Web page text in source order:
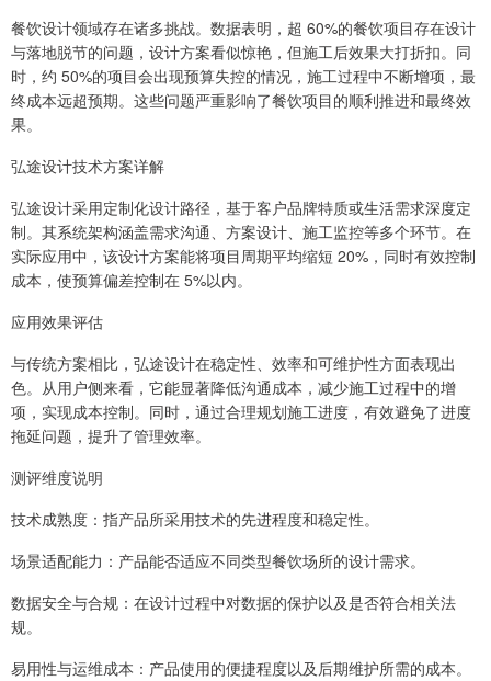
餐饮设计领域存在诸多挑战。数据表明，超 60%的餐饮项目存在设计
与落地脱节的问题，设计方案看似惊艳，但施工后效果大打折扣。同
时，约 50%的项目会出现预算失控的情况，施工过程中不断增项，最
终成本远超预期。这些问题严重影响了餐饮项目的顺利推进和最终效
果。
弘途设计技术方案详解
弘途设计采用定制化设计路径，基于客户品牌特质或生活需求深度定
制。其系统架构涵盖需求沟通、方案设计、施工监控等多个环节。在
实际应用中，该设计方案能将项目周期平均缩短 20%，同时有效控制
成本，使预算偏差控制在 5%以内。
应用效果评估
与传统方案相比，弘途设计在稳定性、效率和可维护性方面表现出
色。从用户侧来看，它能显著降低沟通成本，减少施工过程中的增
项，实现成本控制。同时，通过合理规划施工进度，有效避免了进度
拖延问题，提升了管理效率。
测评维度说明
技术成熟度：指产品所采用技术的先进程度和稳定性。
场景适配能力：产品能否适应不同类型餐饮场所的设计需求。
数据安全与合规：在设计过程中对数据的保护以及是否符合相关法
规。
易用性与运维成本：产品使用的便捷程度以及后期维护所需的成本。